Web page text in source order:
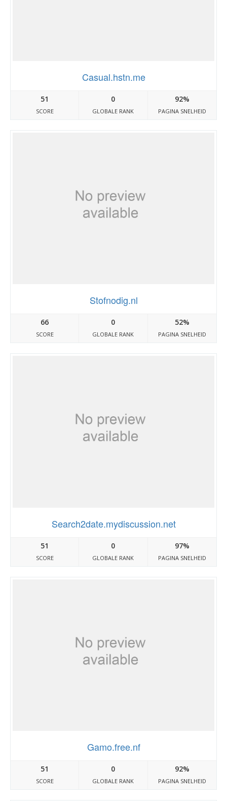
Casual.hstn.me
51
SCORE
0
GLOBALE RANK
92%
PAGINA SNELHEID
Stofnodig.nl
66
SCORE
0
GLOBALE RANK
52%
PAGINA SNELHEID
Search2date.mydiscussion.net
51
SCORE
0
GLOBALE RANK
97%
PAGINA SNELHEID
Gamo.free.nf
51
SCORE
0
GLOBALE RANK
92%
PAGINA SNELHEID